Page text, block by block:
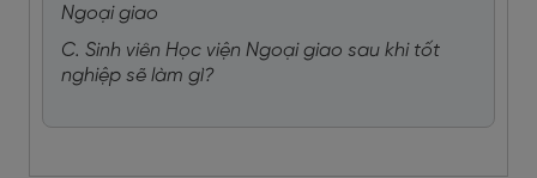
Ngoại giao
C. Sinh viên Học viện Ngoại giao sau khi tốt
nghiệp sẽ làm gì?